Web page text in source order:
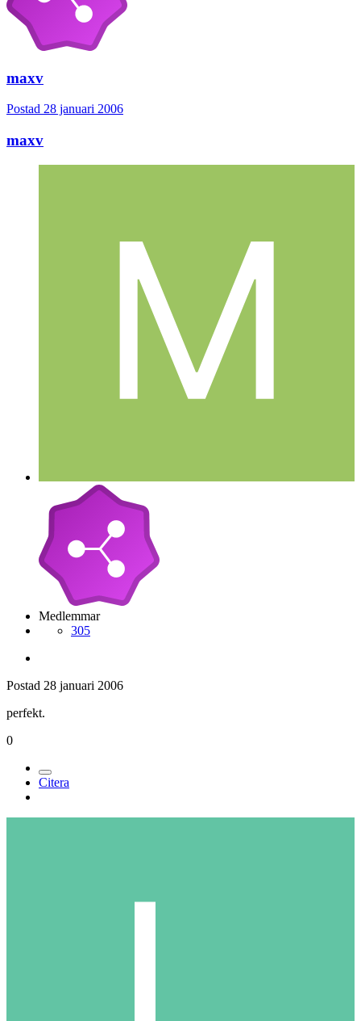
maxv
Postad 28 januari 2006
maxv
Medlemmar
305
Postad 28 januari 2006
perfekt.
0
Citera